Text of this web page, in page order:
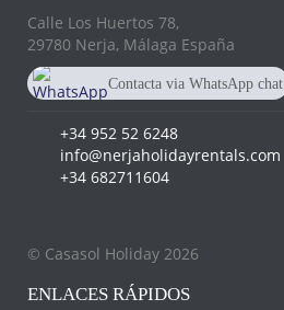
Calle Los Huertos 78,
29780 Nerja, Málaga España
Contacta via WhatsApp chat
+34 952 52 6248
info@nerjaholidayrentals.com
+34 682711604
© Casasol Holiday 2026
ENLACES RÁPIDOS